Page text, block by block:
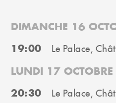
DIMANCHE 16
19:00 Le Palace,
LUNDI 17
20:30 Le Palace,